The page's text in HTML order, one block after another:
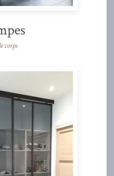
corps